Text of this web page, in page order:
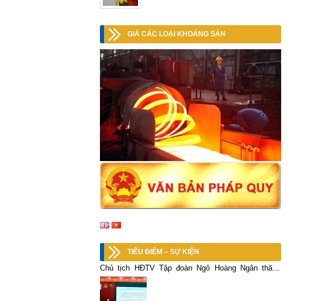
GIÁ CÁC LOẠI KHOÁNG SẢN
TIÊU ĐIỂM – SỰ KIỆN
Chủ tịch HĐTV Tập đoàn Ngô Hoàng Ngân thăm,
tặng quà CNLĐ Công ty CP Kim loại màu Thái
Nguyên